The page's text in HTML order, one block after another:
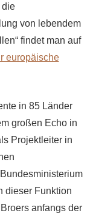
die
von lebendem
findet man auf
europäische
in 85 Länder
großen Echo in
Projektleiter in
dieser Funktion
anfangs der